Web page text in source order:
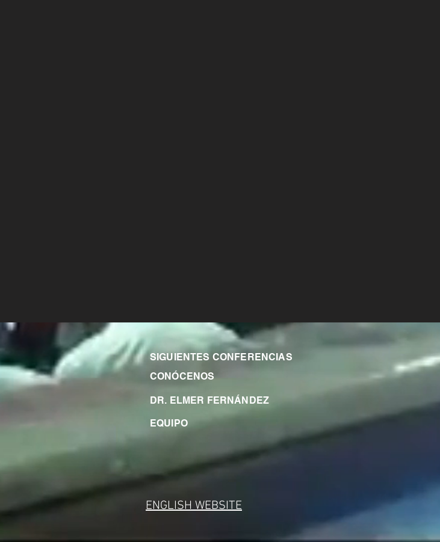
SIGUIENTES CONFERENCIAS
CONÓCENOS
DR. ELMER FERNÁNDEZ
EQUIPO
ENGLISH WEBSITE